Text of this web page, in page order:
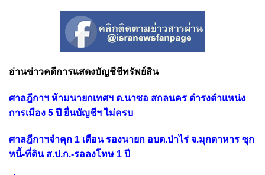
อ่านข่าวคดีการแสดงบัญชีชีทรัพย์สิน
ศาลฎีกาฯ ห้ามนายกเทศฯ ต.นาซอ สกลนคร ดำรงตำแหน่ง
การเมือง 5 ปี ยื่นบัญชีฯ ไม่ครบ
ศาลฎีกาฯจำคุก 1 เดือน รองนายก อบต.ป่าไร่ จ.มุกดาหาร ซุก
หนี้-ที่ดิน ส.ป.ก.-รอลงโทษ 1 ปี